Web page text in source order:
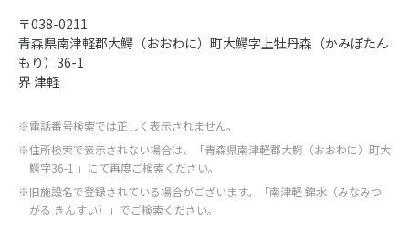
〒038-0211
青森県南津軽郡大鰐（おおわに）町大鰐字上牡丹森（かみぼたん
もり）36-1
界 津軽
※電話番号検索では正しく表示されません。
※住所検索で表示されない場合は、「青森県南津軽郡大鰐（おおわに）町大
鰐字36-1 」にて再度ご検索ください。
※旧施設名で登録されている場合がございます。「南津軽 錦水（みなみつ
がる きんすい）」でご検索ください。